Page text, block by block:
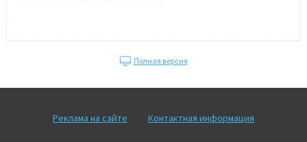
Полная версия
Реклама на сайте Контактная информация